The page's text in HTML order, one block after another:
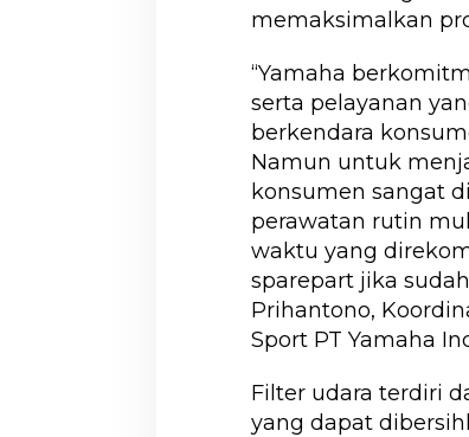
memaksimalkan
“Yamaha
serta pelayanan
berkendara
Namun untuk
konsumen sangat
perawatan rutin
waktu yang
sparepart jika
Prihantono,
Sport PT Yamaha
Filter udara terdiri
yang dapat